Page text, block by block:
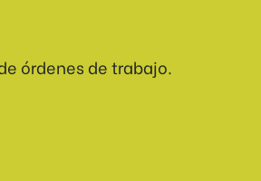
órdenes de trabajo.